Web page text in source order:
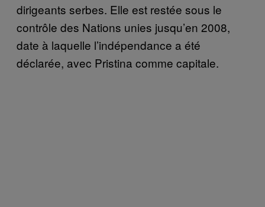
dirigeants serbes. Elle est restée sous le
contrôle des Nations unies jusqu’en 2008,
date à laquelle l’indépendance a été
déclarée, avec Pristina comme capitale.